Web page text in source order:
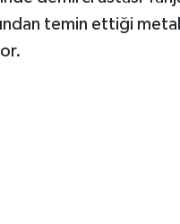
temin ettiği